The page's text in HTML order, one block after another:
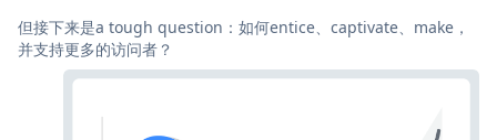
但接下来是a tough question：如何entice、captivate、make，
并支持更多的访问者？